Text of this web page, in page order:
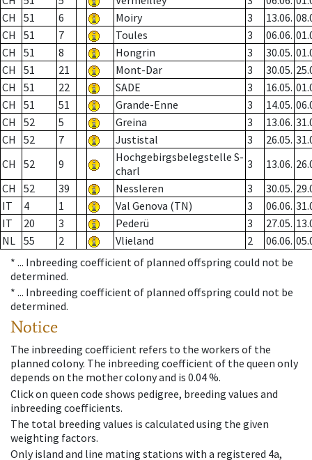
CH
51 6 Moiry 3 13.06.
CH
51 7 Toules 3 06.06.
CH
51 8 Hongrin 3 30.05.
CH
51 21 Mont-Dar 3 30.05.
CH
51 22 SADE 3 16.05.
CH
51 51 Grande-Enne 3 14.05.
CH
52 5 Greina 3 13.06.
CH
52 7 Justistal 3 26.05.
CH
52 9
Hochgebirgsbelegstelle S-
charl
3 13.06.
CH
52 39 Nessleren 3 30.05.
IT
4 1 Val Genova (TN) 3 06.06.
IT
20 3 Pederü 3 27.05.
NL 55 2 Vlieland 2 06.06.
* ... Inbreeding coefficient of planned offspring could not be
determined.
* ... Inbreeding coefficient of planned offspring could not be
determined.
Notice
The inbreeding coefficient refers to the workers of the
planned colony. The inbreeding coefficient of the queen only
depends on the mother colony and is 0.04 %.
Click on queen code shows pedigree, breeding values and
inbreeding coefficients.
The total breeding values is calculated using the given
weighting factors.
Only island and line mating stations with a registered 4a,